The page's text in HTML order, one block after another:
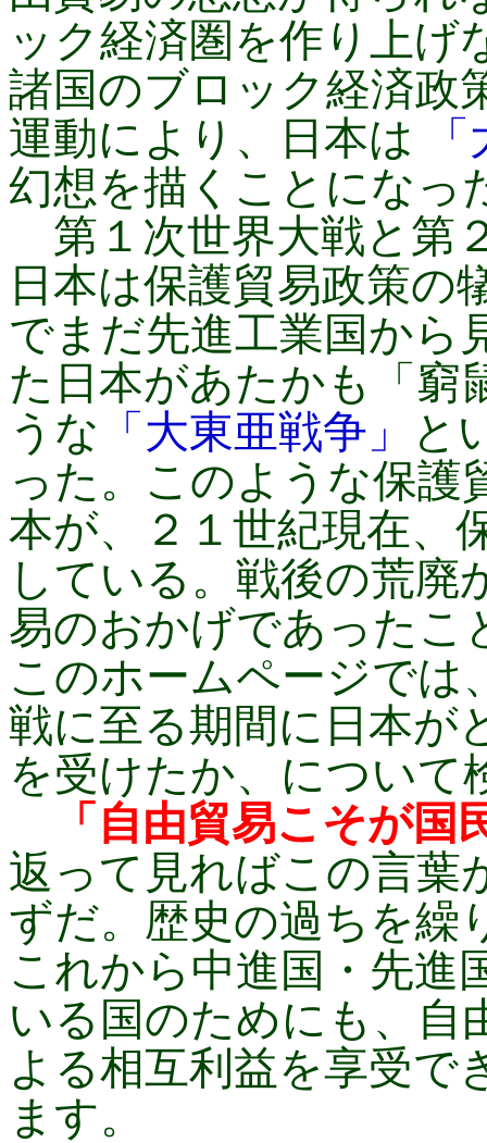
ック経済圏を作り上げ
諸国のブロック経済政
運動により、日本は
幻想を描くことになっ
第１次世界大戦と第
日本は保護貿易政策の
でまだ先進工業国から
た日本があたかも「窮
うな 「大東亜戦争」
と
った。このような保護
本が、２１世紀現在、
している。戦後の荒廃
易のおかげであったこ
このホームページでは
戦に至る期間に日本が
を受けたか、について
「自由貿易こそが
返って見ればこの言葉
ずだ。歴史の過ちを繰
これから中進国・先進
いる国のためにも、自
よる相互利益を享受で
ます。